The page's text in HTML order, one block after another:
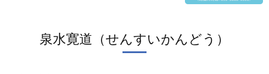
泉水寛道（せんすいかんどう）